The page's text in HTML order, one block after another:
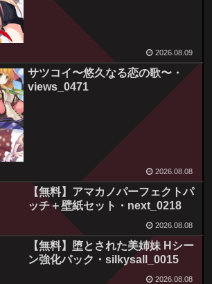
2026.08.09
サツコイ〜悠久なる恋の歌〜・
views_0471
2026.08.08
【無料】アマカノパーフェクトパ
ッチ＋壁紙セット・next_0218
2026.08.08
【無料】堕とされた美姉妹 Hシー
ン強化パック・silkysall_0015
2026.08.08